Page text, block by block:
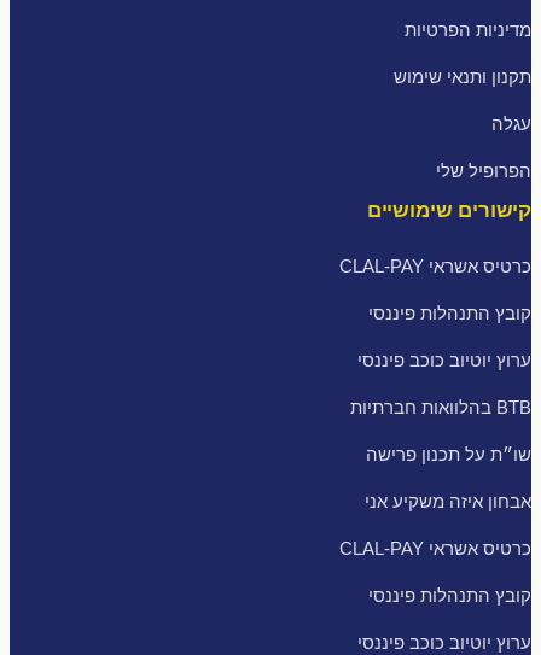
מדיניות הפרטיות
תקנון ותנאי שימוש
עגלה
הפרופיל שלי
קישורים שימושיים
כרטיס אשראי CLAL-PAY
קובץ התנהלות פיננסי
ערוץ יוטיוב כוכב פיננסי
BTB בהלוואות חברתיות
שו״ת על תכנון פרישה
אבחון איזה משקיע אני
כרטיס אשראי CLAL-PAY
קובץ התנהלות פיננסי
ערוץ יוטיוב כוכב פיננסי